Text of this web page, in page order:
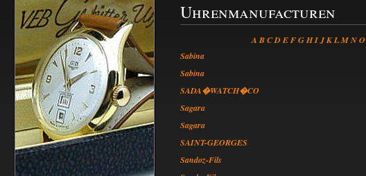
Uhrenmanufacturen
A BCDEFGHIJKLMNO
Sabina
Sabina
SADA�WATCH�CO
Sagara
Sagara
SAINT-GEORGES
Sandoz-Fils